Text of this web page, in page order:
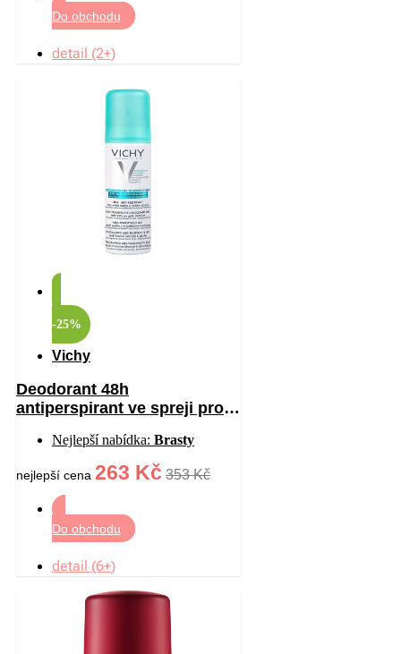
Do obchodu
detail (2+)
-25%
Vichy
Deodorant 48h
antiperspirant ve spreji proti
Nejlepší nabídka: Brasty
nejlepší cena 263 Kč 353 Kč
Do obchodu
detail (6+)